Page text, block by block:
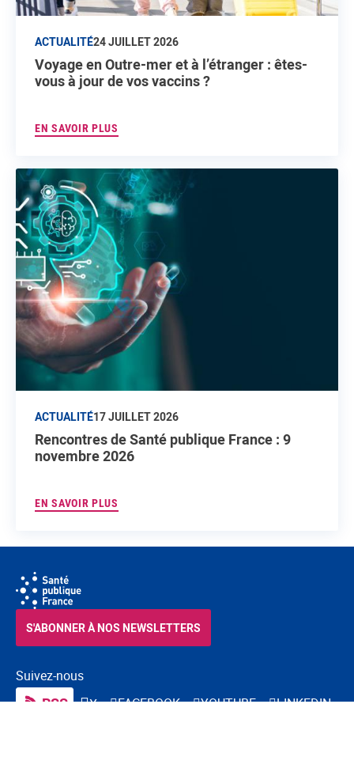
ACTUALITÉ24 JUILLET 2026
Voyage en Outre-mer et à l’étranger : êtes-
vous à jour de vos vaccins ?
EN SAVOIR PLUS
ACTUALITÉ17 JUILLET 2026
Rencontres de Santé publique France : 9
novembre 2026
EN SAVOIR PLUS
Suivez-nous
RSS X FACEBOOK YOUTUBE
LINKEDIN
S'ABONNER À NOS NEWSLETTERS